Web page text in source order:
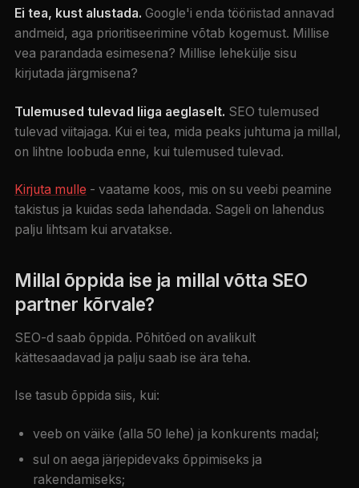
Ei tea, kust alustada. Google'i enda tööriistad annavad
andmeid, aga prioritiseerimine võtab kogemust. Millise
vea parandada esimesena? Millise lehekülje sisu
kirjutada järgmisena?
Tulemused tulevad liiga aeglaselt. SEO tulemused
tulevad viitajaga. Kui ei tea, mida peaks juhtuma ja millal,
on lihtne loobuda enne, kui tulemused tulevad.
Kirjuta mulle - vaatame koos, mis on su veebi peamine
takistus ja kuidas seda lahendada. Sageli on lahendus
palju lihtsam kui arvatakse.
Millal õppida ise ja millal võtta SEO
partner kõrvale?
SEO-d saab õppida. Põhitõed on avalikult
kättesaadavad ja palju saab ise ära teha.
Ise tasub õppida siis, kui:
veeb on väike (alla 50 lehe) ja konkurents madal;
sul on aega järjepidevaks õppimiseks ja
rakendamiseks;